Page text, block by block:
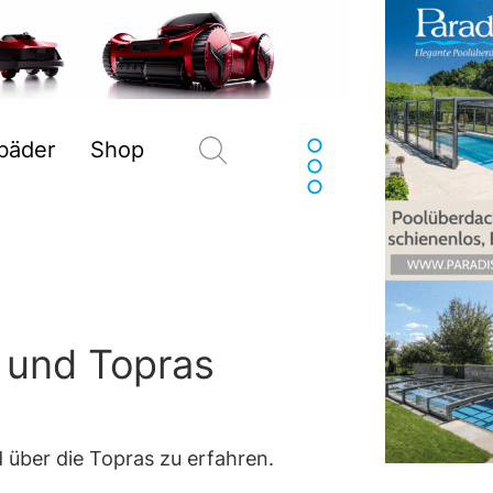
Shop Suchen
Topras
über die Topras zu erfahren.